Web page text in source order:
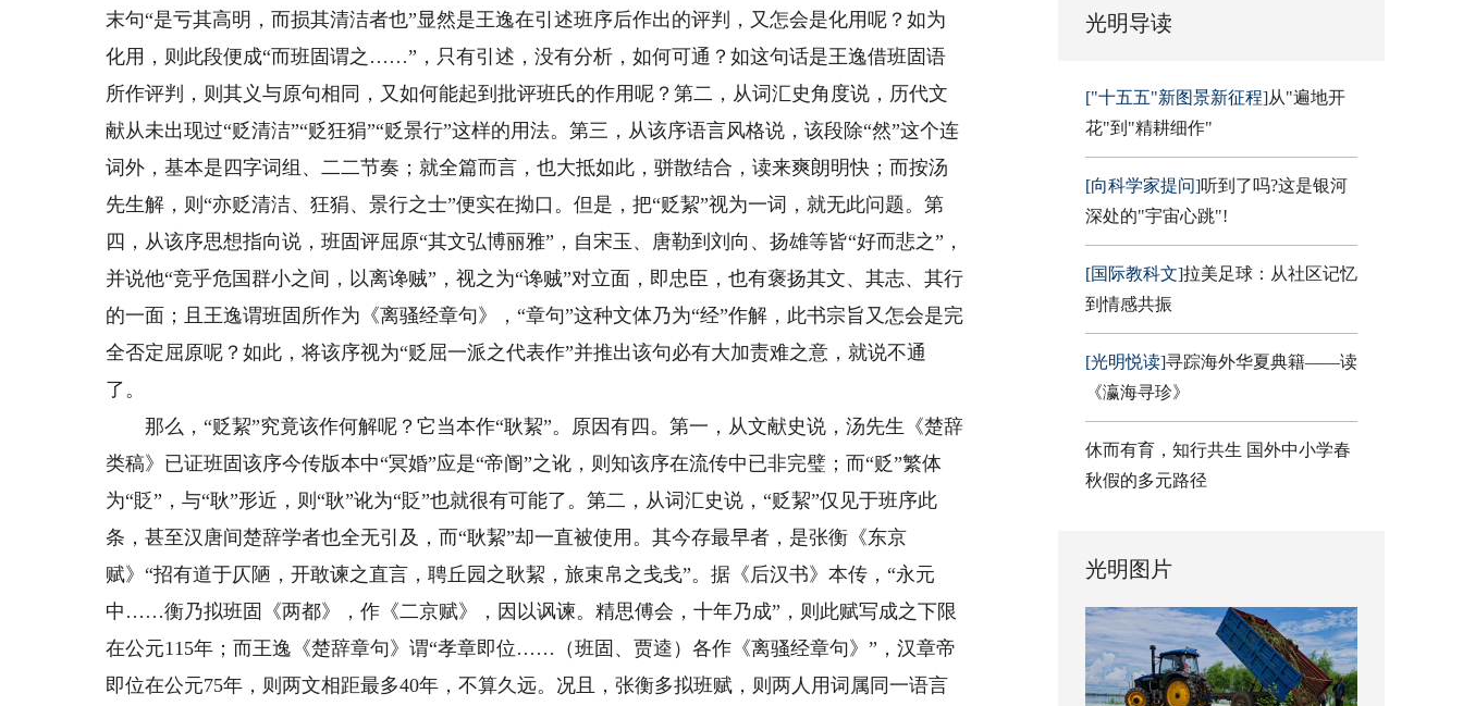
末句“是亏其高明，而损其清洁者也”显然是王逸在引述班序后作出的评判，又怎会是化用呢？如为
化用，则此段便成“而班固谓之……”，只有引述，没有分析，如何可通？如这句话是王逸借班固语
所作评判，则其义与原句相同，又如何能起到批评班氏的作用呢？第二，从词汇史角度说，历代文
献从未出现过“贬清洁”“贬狂狷”“贬景行”这样的用法。第三，从该序语言风格说，该段除“然”这个连
词外，基本是四字词组、二二节奏；就全篇而言，也大抵如此，骈散结合，读来爽朗明快；而按汤
先生解，则“亦贬清洁、狂狷、景行之士”便实在拗口。但是，把“贬絜”视为一词，就无此问题。第
四，从该序思想指向说，班固评屈原“其文弘博丽雅”，自宋玉、唐勒到刘向、扬雄等皆“好而悲之”，
并说他“竞乎危国群小之间，以离谗贼”，视之为“谗贼”对立面，即忠臣，也有褒扬其文、其志、其行
的一面；且王逸谓班固所作为《离骚经章句》，“章句”这种文体乃为“经”作解，此书宗旨又怎会是完
全否定屈原呢？如此，将该序视为“贬屈一派之代表作”并推出该句必有大加责难之意，就说不通
了。
那么，“贬絜”究竟该作何解呢？它当本作“耿絜”。原因有四。第一，从文献史说，汤先生《楚辞
类稿》已证班固该序今传版本中“冥婚”应是“帝阍”之讹，则知该序在流传中已非完璧；而“贬”繁体
为“貶”，与“耿”形近，则“耿”讹为“貶”也就很有可能了。第二，从词汇史说，“贬絜”仅见于班序此
条，甚至汉唐间楚辞学者也全无引及，而“耿絜”却一直被使用。其今存最早者，是张衡《东京
赋》“招有道于仄陋，开敢谏之直言，聘丘园之耿絜，旅束帛之戋戋”。据《后汉书》本传，“永元
中……衡乃拟班固《两都》，作《二京赋》，因以讽谏。精思傅会，十年乃成”，则此赋写成之下限
在公元115年；而王逸《楚辞章句》谓“孝章即位……（班固、贾逵）各作《离骚经章句》”，汉章帝
即位在公元75年，则两文相距最多40年，不算久远。况且，张衡多拟班赋，则两人用词属同一语言
光明导读
["十五五"新图景新征程]从"遍地开
花"到"精耕细作"
[向科学家提问]听到了吗?这是银河
深处的"宇宙心跳"!
[国际教科文]拉美足球：从社区记忆
到情感共振
[光明悦读]寻踪海外华夏典籍——读
《瀛海寻珍》
休而有育，知行共生 国外中小学春
秋假的多元路径
光明图片